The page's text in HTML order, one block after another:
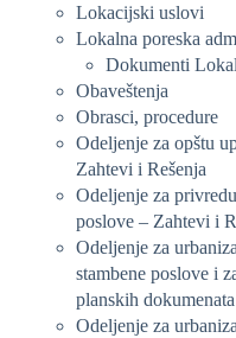
Lokacijski uslovi
Lokalna poreska
Dokumenti
Obaveštenja
Obrasci, procedure
Odeljenje za opštu
Zahtevi i Rešenja
Odeljenje za
poslove – Zahtevi i
Odeljenje za
stambene poslove i
planskih dokumenata
Odeljenje za